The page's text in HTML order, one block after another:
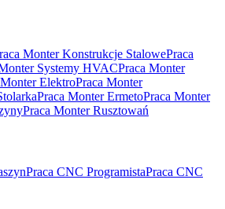
Monter Konstrukcje StalowePraca
Systemy HVACPraca Monter
ElektroPraca Monter
Praca Monter ErmetoPraca Monter
Praca Monter Rusztowań
Praca CNC ProgramistaPraca CNC